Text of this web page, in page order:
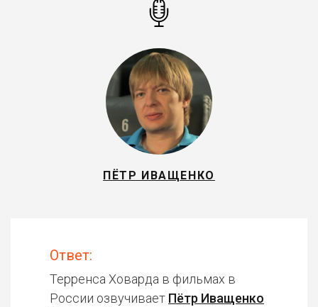
ПЁТР ИВАЩЕНКО
Ответ:
Терренса Ховарда в фильмах в
России озвучивает Пётр Иващенко